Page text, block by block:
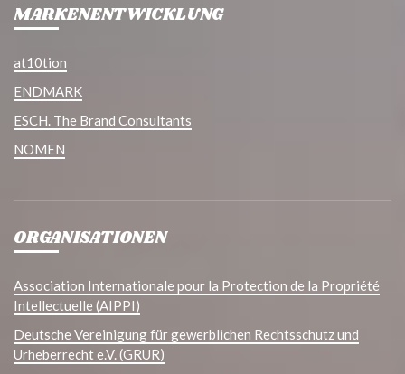
MARKENENTWICKLUNG
at10tion
ENDMARK
ESCH. The Brand Consultants
NOMEN
ORGANISATIONEN
Association Internationale pour la Protection de la Propriété
Intellectuelle (AIPPI)
Deutsche Vereinigung für gewerblichen Rechtsschutz und
Urheberrecht e.V. (GRUR)